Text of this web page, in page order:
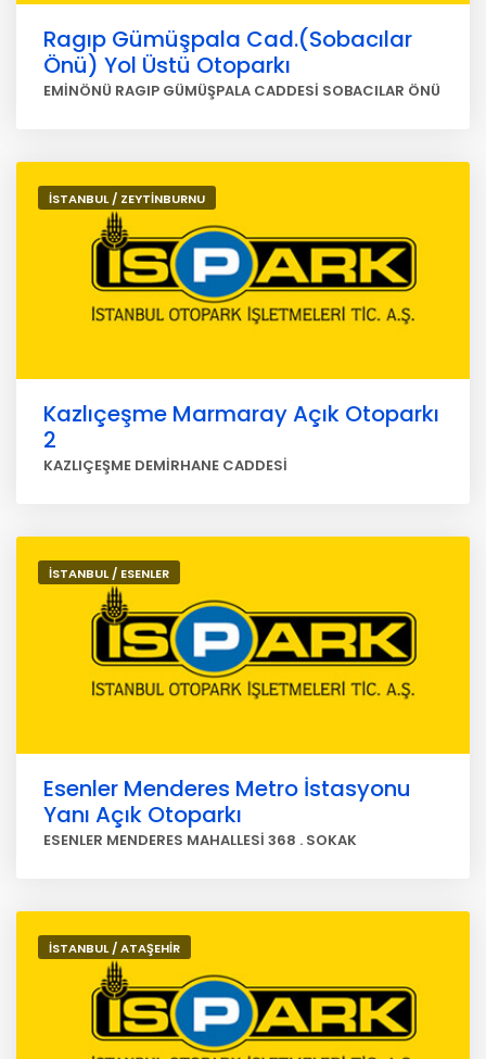
Ragıp Gümüşpala Cad.(Sobacılar
Önü) Yol Üstü Otoparkı
EMİNÖNÜ RAGIP GÜMÜŞPALA CADDESİ SOBACILAR ÖNÜ
İSTANBUL / ZEYTİNBURNU
Kazlıçeşme Marmaray Açık Otoparkı
2
KAZLIÇEŞME DEMİRHANE CADDESİ
İSTANBUL / ESENLER
Esenler Menderes Metro İstasyonu
Yanı Açık Otoparkı
ESENLER MENDERES MAHALLESİ 368 . SOKAK
İSTANBUL / ATAŞEHİR